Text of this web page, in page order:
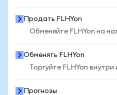
Продать FLHYon
Обменяйте FLHYon на
Обменять FLHYon
Торгуйте FLHYon
Прогнозы